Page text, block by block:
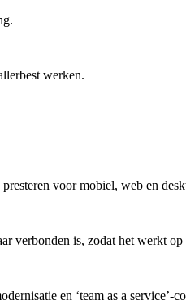
werken.
voor mobiel, web en
verbonden is, zodat het werkt op
en ‘team as a service’-